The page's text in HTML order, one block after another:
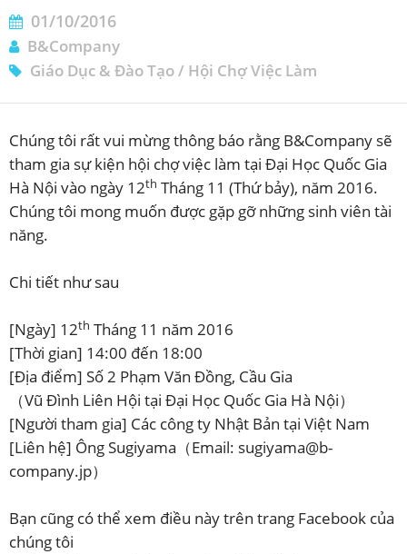
01/10/2016
B&Company
Giáo Dục & Đào Tạo/ Hội Chợ Việc Làm
Chúng tôi rất vui mừng thông báo rằng B&Company sẽ
tham gia sự kiện hội chợ việc làm tại Đại Học Quốc Gia
Hà Nội vào ngày 12th Tháng 11 (Thứ bảy), năm 2016.
Chúng tôi mong muốn được gặp gỡ những sinh viên tài
năng.
Chi tiết như sau
[Ngày] 12th Tháng 11 năm 2016
[Thời gian] 14:00 đến 18:00
[Địa điểm] Số 2 Phạm Văn Đồng, Cầu Gia
（Vũ Đình Liên Hội tại Đại Học Quốc Gia Hà Nội）
[Người tham gia] Các công ty Nhật Bản tại Việt Nam
[Liên hệ] Ông Sugiyama（Email: sugiyama@b-
company.jp）
Bạn cũng có thể xem điều này trên trang Facebook của
chúng tôi
ĐĂNG KÝ NHẬN BẢN TIN